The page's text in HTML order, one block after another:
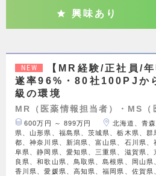
興味あり
NEW
【MR経験/正社員/
遂率96%・80社100PJか
級の環境
MR（医薬情報担当者）・MS（
600万円 ～ 899万円
北海道、青
県、山形県、福島県、茨城県、栃木県、
都、神奈川県、新潟県、富山県、石川県、
阜県、静岡県、愛知県、三重県、滋賀県
良県、和歌山県、鳥取県、島根県、岡山県
香川県、愛媛県、高知県、福岡県、佐賀県